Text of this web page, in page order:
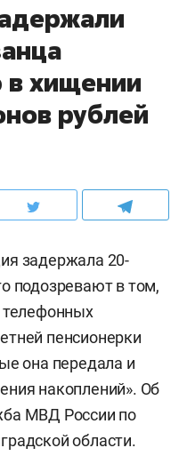
хищении
рублей
задержала 20-
подозревают в том,
телефонных
пенсионерки
она передала и
накоплений». Об
МВД России по
области.